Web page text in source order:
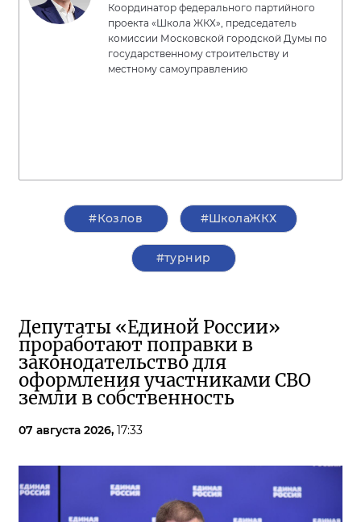
Координатор федерального партийного
проекта «Школа ЖКХ», председатель
комиссии Московской городской Думы по
государственному строительству и
местному самоуправлению
#Козлов #ШколаЖКХ
#турнир
Депутаты «Единой России»
проработают поправки в
законодательство для
оформления участниками СВО
земли в собственность
07 августа 2026, 17:33